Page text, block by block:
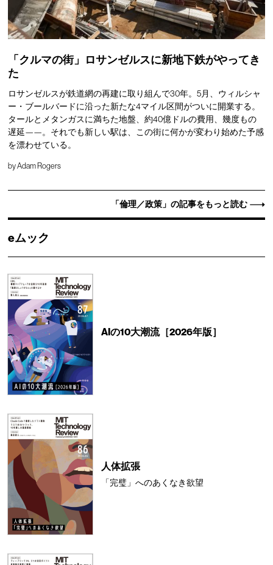
「クルマの街」ロサンゼルスに新地下鉄がやってき
た
ロサンゼルスが鉄道網の再建に取り組んで30年。5月、ウィルシャ
ー・ブールバードに沿った新たな4マイル区間がついに開業する。
タールとメタンガスに満ちた地盤、約40億ドルの費用、幾度もの
遅延——。それでも新しい駅は、この街に何かが変わり始めた予感
を漂わせている。
byAdam Rogers
「倫理／政策」の記事をもっと読む
eムック
AIの10大潮流［2026年版］
人体拡張
「完璧」へのあくなき欲望